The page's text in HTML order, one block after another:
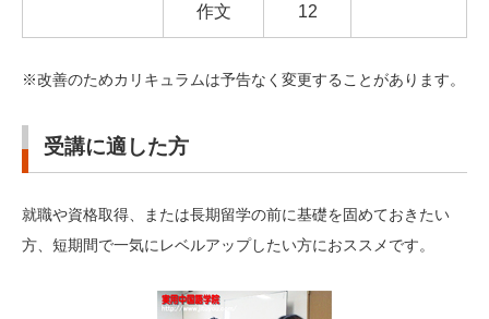
作文 12
※改善のためカリキュラムは予告なく変更することがあります。
受講に適した方
就職や資格取得、または長期留学の前に基礎を固めておきたい
方、短期間で一気にレベルアップしたい方におススメです。